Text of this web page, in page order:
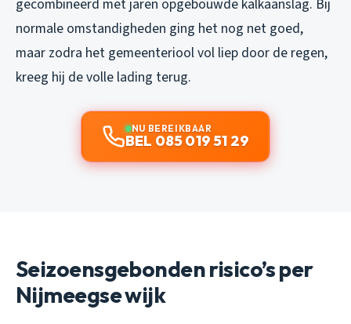
gecombineerd met jaren opgebouwde kalkaanslag. Bij
normale omstandigheden ging het nog net goed,
maar zodra het gemeenteriool vol liep door de regen,
kreeg hij de volle lading terug.
NU BEREIKBAAR
BEL 085 019 51 29
Seizoensgebonden risico’s per
Nijmeegse wijk